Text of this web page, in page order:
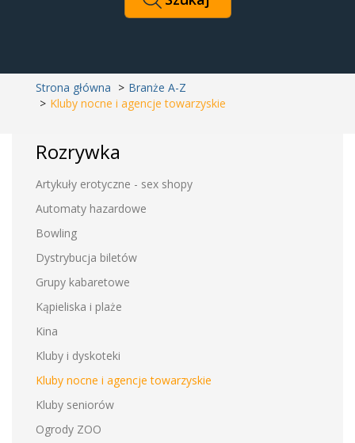
Strona główna
Branże A-Z
Kluby nocne i agencje towarzyskie
Rozrywka
Artykuły erotyczne - sex shopy
Automaty hazardowe
Bowling
Dystrybucja biletów
Grupy kabaretowe
Kąpieliska i plaże
Kina
Kluby i dyskoteki
Kluby nocne i agencje towarzyskie
Kluby seniorów
Ogrody ZOO